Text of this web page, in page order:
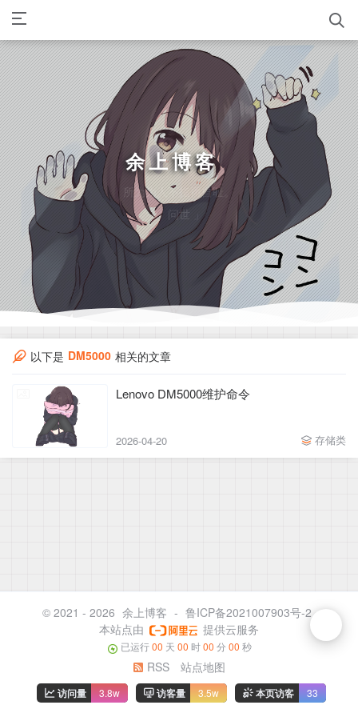
余上博客
所为为人不指褥自耻。
「 问世 」
以下是 DM5000 相关的文章
Lenovo DM5000维护命令
2026-04-20 存储类
© 2021 - 2026 余上博客 - 鲁ICP备2021007903号-2
本站点由
提供云服务
已运行00 天 00 时00 分 00 秒
RSS 站点地图
访问量 3.8w 访客量 3.5w 本页访客 33